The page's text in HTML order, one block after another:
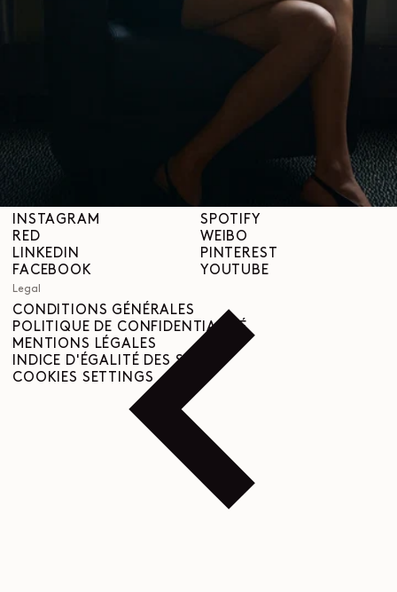
INFORMATIONS DE LIVRAISON
DEMANDE DE RETOUR
DROIT DE RÉTRACTATION
TRAÇABILITÉ
INSTAGRAM
RED
LINKEDIN
FACEBOOK
SPOTIFY
WEIBO
PINTEREST
YOUTUBE
Legal
CONDITIONS GÉNÉRALES
POLITIQUE DE CONFIDENTIALITÉ
MENTIONS LÉGALES
INDICE D'ÉGALITÉ DES SEXES
COOKIES SETTINGS